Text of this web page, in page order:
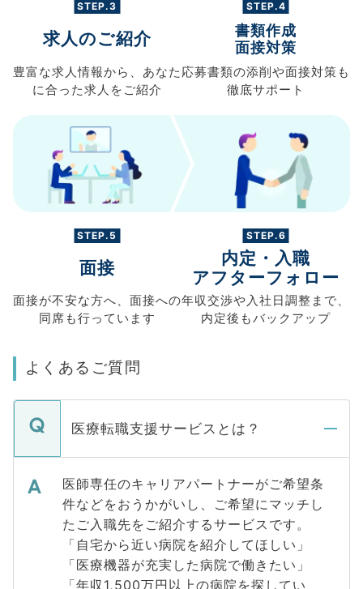
STEP.3
求人のご紹介
豊富な求人情報から、 あなた
に合った求人を ご紹介
STEP.4
書類作成
面接対策
応募書類の添削や面接対策も
徹底サポート
STEP.5
面接
面接が不安な方へ、 面接への
同席も行っています
STEP.6
内定・入職
アフターフォロー
年収交渉や入社日調整まで、
内定後もバックアップ
よくあるご質問
医療転職支援サービスとは？
医師専任のキャリアパートナーがご希望条
件などをおうかがいし、ご希望にマッチし
たご入職先をご紹介するサービスです。
「自宅から近い病院を紹介してほしい」
「医療機器が充実した病院で働きたい」
「年収1,500万円以上の病院を探してい